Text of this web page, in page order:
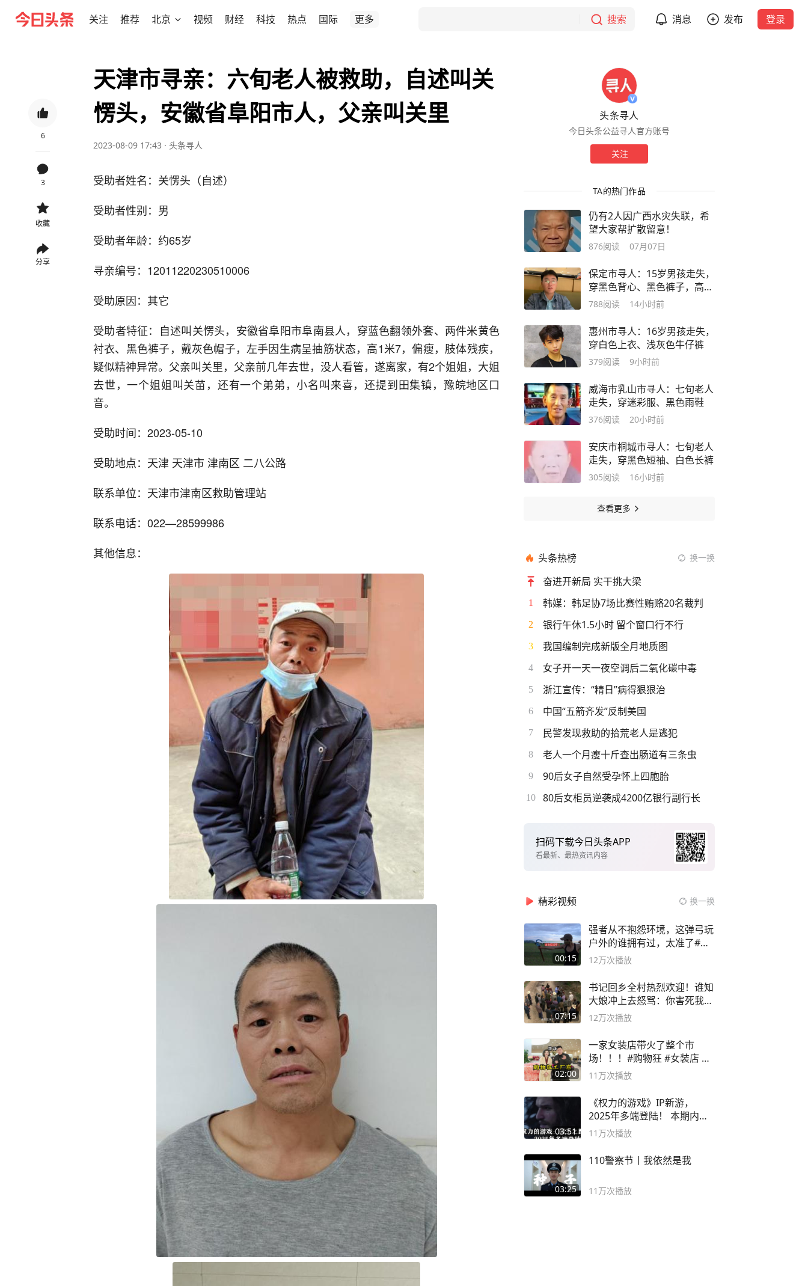
关注 推荐 北京 视频 财经 科技 热点 国际 更多 搜索 消息 发布 登录
6
3
收藏
分享
天津市寻亲：六旬老人被救助，自述叫关
愣头，安徽省阜阳市人，父亲叫关里
2023-08-09 17:43 · 头条寻人
受助者姓名：关愣头（自述）
受助者性别：男
受助者年龄：约65岁
寻亲编号：12011220230510006
受助原因：其它
受助者特征：自述叫关愣头，安徽省阜阳市阜南县人，穿蓝色翻领外套、两件米黄色
衬衣、黑色裤子，戴灰色帽子，左手因生病呈抽筋状态，高1米7，偏瘦，肢体残疾，
疑似精神异常。父亲叫关里，父亲前几年去世，没人看管，遂离家，有2个姐姐，大姐
去世，一个姐姐叫关苗，还有一个弟弟，小名叫来喜，还提到田集镇，豫皖地区口
音。
受助时间：2023-05-10
受助地点：天津 天津市 津南区 二八公路
联系单位：天津市津南区救助管理站
联系电话：022—28599986
其他信息：
头条寻人
今日头条公益寻人官方账号
关注
TA的热门作品
仍有2人因广西水灾失联，希
望大家帮扩散留意！
876阅读 07月07日
保定市寻人：15岁男孩走失，
穿黑色背心、黑色裤子，高1
米75
788阅读 14小时前
惠州市寻人：16岁男孩走失，
穿白色上衣、浅灰色牛仔裤
379阅读 9小时前
威海市乳山市寻人：七旬老人
走失，穿迷彩服、黑色雨鞋
376阅读 20小时前
安庆市桐城市寻人：七旬老人
走失，穿黑色短袖、白色长裤
305阅读 16小时前
查看更多
头条热榜 换一换
奋进开新局 实干挑大梁
1 韩媒：韩足协7场比赛性贿赂20名裁判
2 银行午休1.5小时 留个窗口行不行
3 我国编制完成新版全月地质图
4 女子开一天一夜空调后二氧化碳中毒
5 浙江宣传：“精日”病得狠狠治
6 中国“五箭齐发”反制美国
7 民警发现救助的拾荒老人是逃犯
8 老人一个月瘦十斤查出肠道有三条虫
9 90后女子自然受孕怀上四胞胎
10 80后女柜员逆袭成4200亿银行副行长
扫码下载今日头条APP
看最新、最热资讯内容
精彩视频 换一换
00:15
强者从不抱怨环境，这弹弓玩
户外的谁拥有过，太准了#弹
弓#户外
12万次播放
07:15
书记回乡全村热烈欢迎！谁知
大娘冲上去怒骂：你害死我儿
子
12万次播放
02:00
一家女装店带火了整个市
场！！！#购物狂 #女装店 #
高品质女装
11万次播放
03:51
《权力的游戏》IP新游，
2025年多端登陆！ 本期内容
概要
11万次播放
03:25
110警察节丨我依然是我
11万次播放